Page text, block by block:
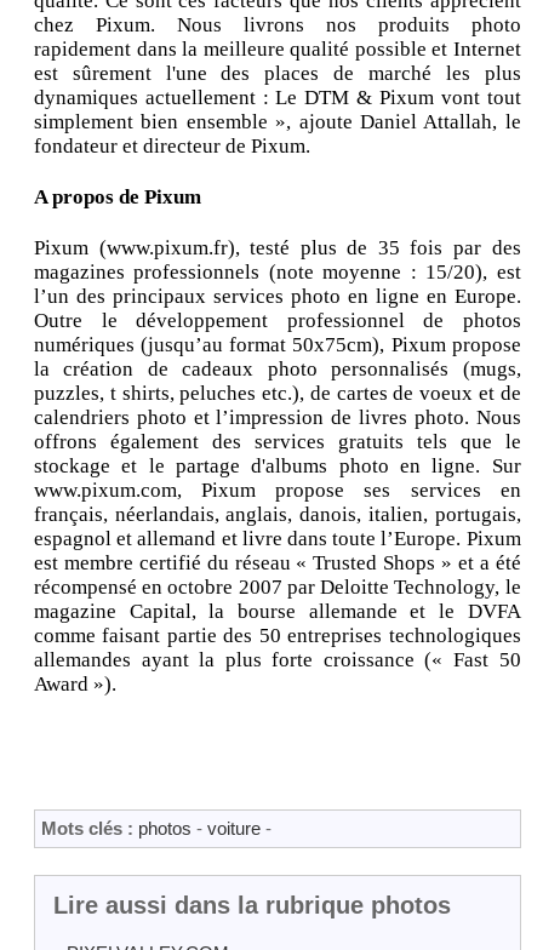
chez Pixum. Nous livrons nos produits photo
rapidement dans la meilleure qualité possible et Internet
est sûrement l'une des places de marché les plus
dynamiques actuellement : Le DTM & Pixum vont tout
simplement bien ensemble », ajoute Daniel Attallah, le
fondateur et directeur de Pixum.
A propos de Pixum
Pixum (www.pixum.fr), testé plus de 35 fois par des
magazines professionnels (note moyenne : 15/20), est
l’un des principaux services photo en ligne en Europe.
Outre le développement professionnel de photos
numériques (jusqu’au format 50x75cm), Pixum propose
la création de cadeaux photo personnalisés (mugs,
puzzles, t shirts, peluches etc.), de cartes de voeux et de
calendriers photo et l’impression de livres photo. Nous
offrons également des services gratuits tels que le
stockage et le partage d'albums photo en ligne. Sur
www.pixum.com, Pixum propose ses services en
français, néerlandais, anglais, danois, italien, portugais,
espagnol et allemand et livre dans toute l’Europe. Pixum
est membre certifié du réseau « Trusted Shops » et a été
récompensé en octobre 2007 par Deloitte Technology, le
magazine Capital, la bourse allemande et le DVFA
comme faisant partie des 50 entreprises technologiques
allemandes ayant la plus forte croissance (« Fast 50
Award »).
Mots clés : photos - voiture -
Lire aussi dans la rubrique photos